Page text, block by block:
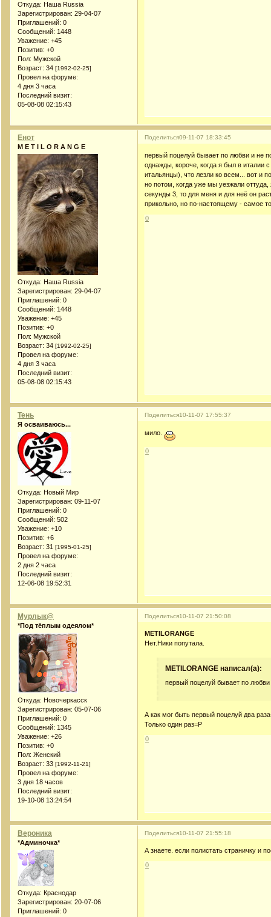
Откуда: Наша Russia
Зарегистрирован: 29-04-07
Приглашений: 0
Сообщений: 1448
Уважение: +45
Позитив: +0
Пол: Мужской
Возраст: 34 [1992-02-25]
Провел на форуме:
4 дня 3 часа
Последний визит:
05-08-08 02:15:43
Поделиться09-11-07 18:33:45
Енот
M E T I L O R A N G E
Откуда: Наша Russia
Зарегистрирован: 29-04-07
Приглашений: 0
Сообщений: 1448
Уважение: +45
Позитив: +0
Пол: Мужской
Возраст: 34 [1992-02-25]
Провел на форуме:
4 дня 3 часа
Последний визит:
05-08-08 02:15:43
первый поцелуй бывает по любви и не
однажды, короче, когда я был в италии
итальянцы), что лезли ко всем... вот и
но потом, когда уже мы уезжали
секунды 3, то для меня и для неё он
прикольно, но по-настоящему - самое
0
Поделиться10-11-07 17:55:37
Тень
Я осваиваюсь...
Откуда: Новый Мир
Зарегистрирован: 09-11-07
Приглашений: 0
Сообщений: 502
Уважение: +10
Позитив: +6
Возраст: 31 [1995-01-25]
Провел на форуме:
2 дня 2 часа
Последний визит:
12-06-08 19:52:31
мило.
0
Поделиться10-11-07 21:50:08
Мурлык@
*Под тёплым одеялом*
Откуда: Новочеркасск
Зарегистрирован: 05-07-06
Приглашений: 0
Сообщений: 1345
Уважение: +26
Позитив: +0
Пол: Женский
Возраст: 33 [1992-11-21]
Провел на форуме:
3 дня 18 часов
Последний визит:
19-10-08 13:24:54
METILORANGE
Нет.Ники попутала.
METILORANGE написал(а):
первый поцелуй бывает по
А как мог быть первый поцелуй два
Только один раз=P
0
Поделиться10-11-07 21:55:18
Вероника
*Админочка*
Откуда: Краснодар
Зарегистрирован: 20-07-06
Приглашений: 0
А знаете. если полистать страничку и
0